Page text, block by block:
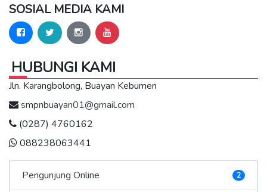
SOSIAL MEDIA KAMI
HUBUNGI KAMI
Jln. Karangbolong, Buayan Kebumen
smpnbuayan01@gmail.com
(0287) 4760162
088238063441
Pengunjung Online 2